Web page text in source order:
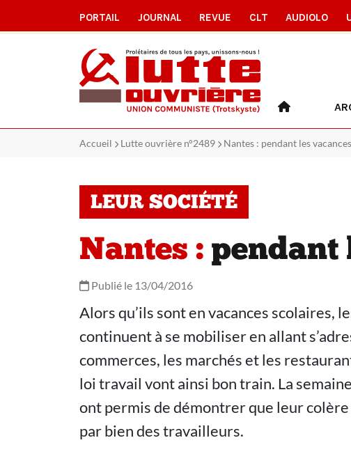
PORTAIL JOURNAL REVUE CLT AUDIOLO
Accueil Lutte ouvrière n°2489 Nantes : pendant les
LEUR SOCIÉTÉ
Nantes : pendant
Publié le 13/04/2016
Alors qu’ils sont en vacances scolaires,
continuent à se mobiliser en allant
commerces, les marchés et les
loi travail vont ainsi bon train. La
ont permis de démontrer que leur
par bien des travailleurs.